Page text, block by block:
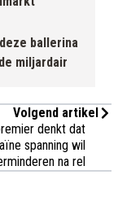
ballerina
miljardair
Volgend artikel
denkt dat
spanning wil
na rel